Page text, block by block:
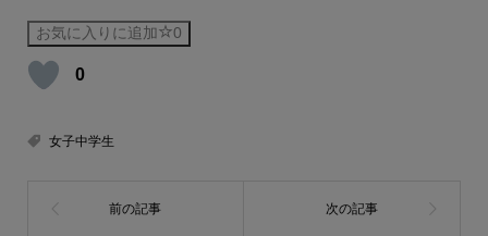
お気に入りに追加 0
0
女子中学生